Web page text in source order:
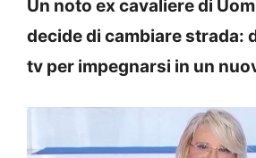
Un noto ex cavaliere di
decide di cambiare strada:
tv per impegnarsi in un